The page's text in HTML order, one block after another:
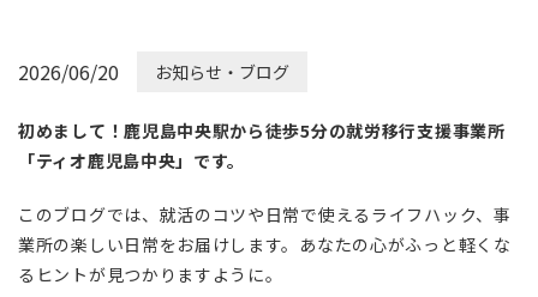
2026/06/20 お知らせ・ブログ
初めまして！鹿児島中央駅から徒歩5分の就労移行支援事業所
「ティオ鹿児島中央」です。
このブログでは、就活のコツや日常で使えるライフハック、事
業所の楽しい日常をお届けします。あなたの心がふっと軽くな
るヒントが見つかりますように。